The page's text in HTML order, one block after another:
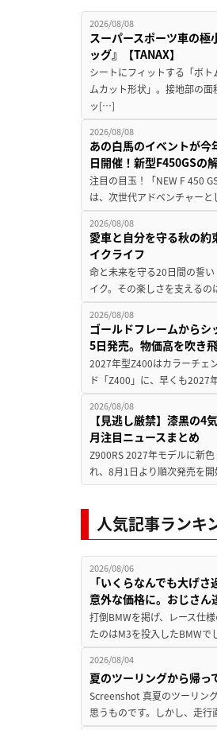
2026/08/08
スーパースポーツ車の
ッグ』【TANAX】
シートにフィットする「ボ
ムカット形状」。接地部の
ッ[…]
2026/08/08
あの白馬のイベントが今
日開催！新型F450GSの
注目の目玉！「NEW F 450
は、次世代アドベンチャー
2026/08/08
愛車と自分を守る秋の
イクライフ
命と未来を守る20日間の誓
イク。その楽しさを支える
2026/08/08
ゴールドフレームから
5日発売。物価高を吹き
2027年型Z400はカラーチェ
ド「Z400」に、早くも2027
2026/08/08
【見逃し厳禁】漆黒の
月注目ニュースまとめ
Z900RS 2027年モデルに新
れ、8月1日より順次発売を
人気記事ランキ
2026/08/06
「いくらなんでも大げ
意外な価格に。おじさん
打倒BMWを掲げ、レース仕
たのはM3を投入したBMW
2026/08/04
夏のツーリングから帰っ
Screenshot 真夏のツーリン
思うものです。しかし、走